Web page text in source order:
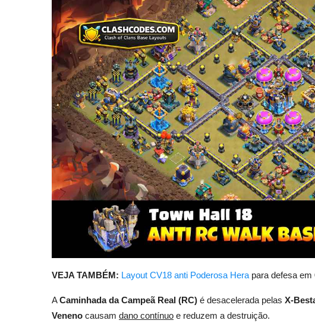
VEJA TAMBÉM: Layout CV18 anti Poderosa Hera para defesa em
ACaminhada da Campeã Real (RC) é desacelerada pelas X-
Veneno causam dano contínuo e reduzem a destruição.